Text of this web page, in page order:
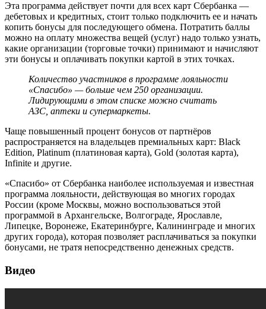
Эта программа действует почти для всех карт Сбербанка —
дебетовых и кредитных, стоит только подключить ее и начать
копить бонусы для последующего обмена. Потратить баллы
можно на оплату множества вещей (услуг) надо только узнать,
какие организации (торговые точки) принимают и начисляют
эти бонусы и оплачивать покупки картой в этих точках.
Количество участников в программе лояльности
«Спасибо» — больше чем 250 организации.
Лидирующими в этом списке можно считать
АЗС, аптеки и супермаркеты.
Чаще повышенный процент бонусов от партнёров
распространяется на владельцев премиальных карт: Black
Edition, Platinum (платиновая карта), Gold (золотая карта),
Infinite и другие.
«Спасибо» от Сбербанка наиболее используемая и известная
программа лояльности, действующая во многих городах
России (кроме Москвы, можно воспользоваться этой
программой в Архангельске, Волгограде, Ярославле,
Липецке, Воронеже, Екатеринбурге, Калининграде и многих
других города), которая позволяет расплачиваться за покупки
бонусами, не тратя непосредственно денежных средств.
Видео